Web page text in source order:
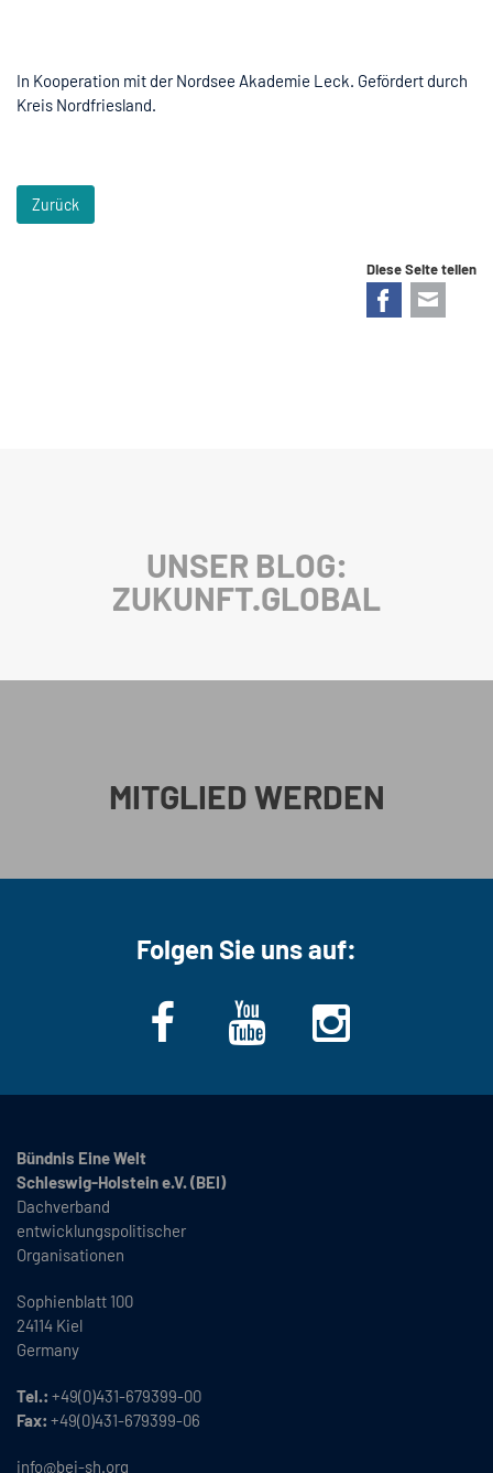
In Kooperation mit der Nordsee Akademie Leck. Gefördert durch
Kreis Nordfriesland.
Zurück
Diese Seite teilen
Facebook
UNSER BLOG:
ZUKUNFT.GLOBAL
MITGLIED WERDEN
Folgen Sie uns auf:
Bündnis Eine Welt
Schleswig-Holstein e.V. (BEI)
Dachverband
entwicklungspolitischer
Organisationen
Sophienblatt 100
24114 Kiel
Germany
Tel.: +49(0)431-679399-00
Fax: +49(0)431-679399-06
info@bei-sh.org